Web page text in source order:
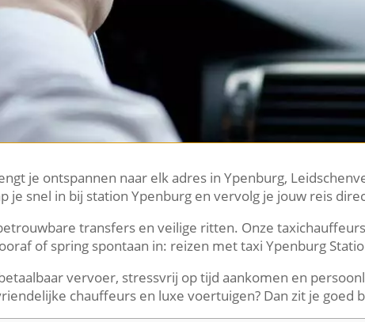
je ontspannen naar elk adres in Ypenburg,
je snel in bij station Ypenburg en vervolg je jouw reis
transfers en veilige ritten. Onze
of spring spontaan in: reizen met taxi Ypenburg
vervoer, stressvrij op tijd aankomen en
chauffeurs en luxe voertuigen? Dan zit je goed